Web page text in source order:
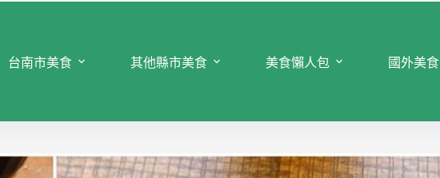
台南市美食 其他縣市美食 美食懶人包 國外美食